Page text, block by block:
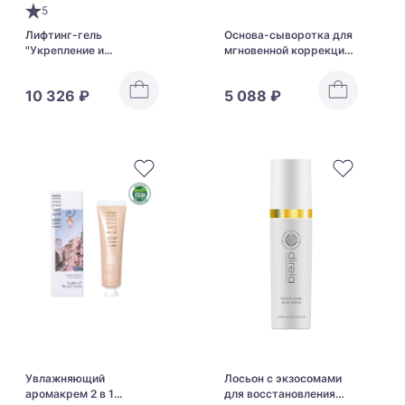
5
Лифтинг-гель
"Укрепление и
фуллереном
10 326 ₽
Основа-сыворотка для
мгновенной коррекции
ARTISTIC&CO PE The
5 088 ₽
Увлажняющий
аромакрем 2 в 1
Лосьон с экзосомами
для восстановления